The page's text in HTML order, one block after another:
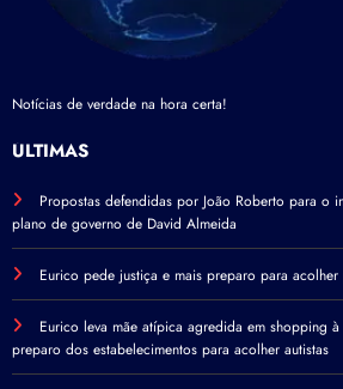
Notícias de verdade na hora certa!
ÚLTIMAS
Propostas defendidas por João Roberto para o
plano de governo de David Almeida
Eurico pede justiça e mais preparo para acolher
Eurico leva mãe atípica agredida em shopping
preparo dos estabelecimentos para acolher autistas